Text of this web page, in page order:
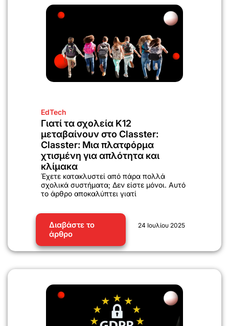
EdTech
Γιατί τα σχολεία K12
μεταβαίνουν στο Classter:
Classter: Μια πλατφόρμα
χτισμένη για απλότητα και
κλίμακα
Έχετε κατακλυστεί από πάρα πολλά
σχολικά συστήματα; Δεν είστε μόνοι. Αυτό
το άρθρο αποκαλύπτει γιατί
Διαβάστε το
άρθρο
24 Ιουλίου 2025